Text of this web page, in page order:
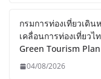
กรมการท่องเที่ยวเดิ
เคลื่อนการท่องเที่ยว
Green Tourism
04/08/2026